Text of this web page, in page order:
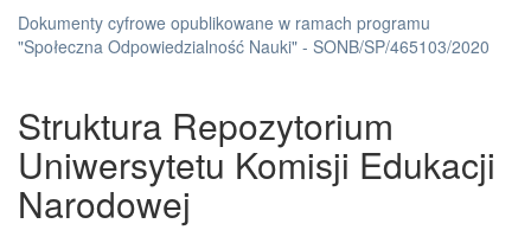
Dokumenty cyfrowe opublikowane w ramach programu
"Społeczna Odpowiedzialność Nauki" - SONB/SP/465103/2020
Struktura Repozytorium
Uniwersytetu Komisji Edukacji
Narodowej